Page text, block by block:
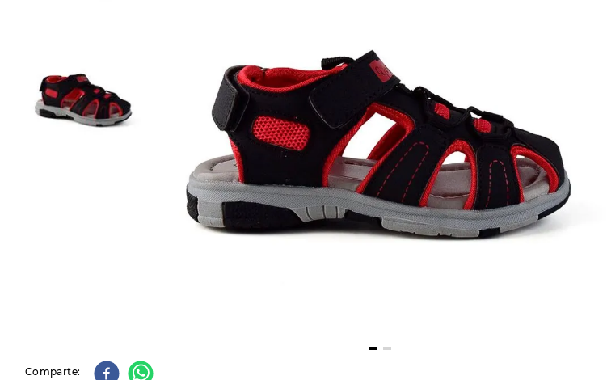
Comparte
.
slip-ins
10 . botas dama